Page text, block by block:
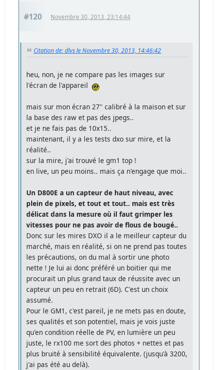
#120 Novembre 30, 2013, 23:14:44
Citation de: dlvs le Novembre 30, 2013, 14:46:42
heu, non, je ne compare pas les images sur
l'écran de l'appareil
mais sur mon écran 27" calibré à la maison et sur
la base des raw et pas des jpegs..
et je ne fais pas de 10x15..
maintenant, il y a les tests dxo sur mire, et la
réalité..
sur la mire, j'ai trouvé le gm1 top !
en live, un peu moins.. mais ça n'engage que moi..
Un D800E a un capteur de haut niveau, avec
plein de pixels, et tout et tout.. mais est très
délicat dans la mesure où il faut grimper les
vitesses pour ne pas avoir de flous de bougé..
Donc sur les mires DXO il a le meilleur capteur du
marché, mais en réalité, si on ne prend pas toutes
les précautions, on du mal à sortir une photo
nette ! Je lui ai donc préféré un boitier qui me
procurait un plus grand taux de réussite avec un
capteur un peu en retrait (6D). C'est un choix
assumé.
Pour le GM1, c'est pareil, je ne mets pas en doute,
ses qualités et son potentiel, mais je vois juste
qu'en condition réelle de PV, en lumière un peu
juste, le rx100 me sort des photos + nettes et pas
plus bruité à sensibilité équivalente. (jusqu'à 3200,
j'ai pas été au delà).